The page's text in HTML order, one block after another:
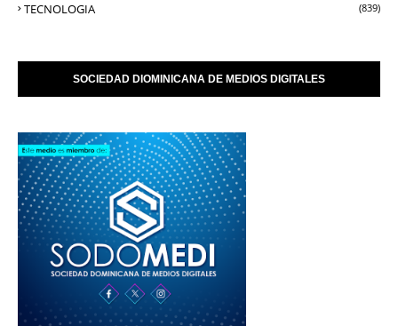
TECNOLOGIA (839)
SOCIEDAD DIOMINICANA DE MEDIOS DIGITALES